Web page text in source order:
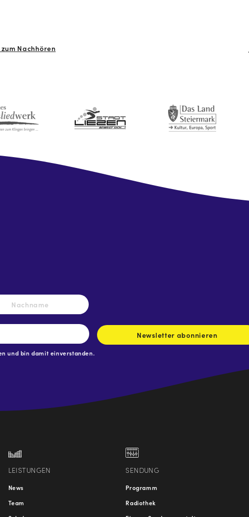
Nachhören
Nachname
Newsletter abonnieren
und bin damit einverstanden.
LEISTUNGEN
News
Team
SENDUNG
Programm
Radiothek